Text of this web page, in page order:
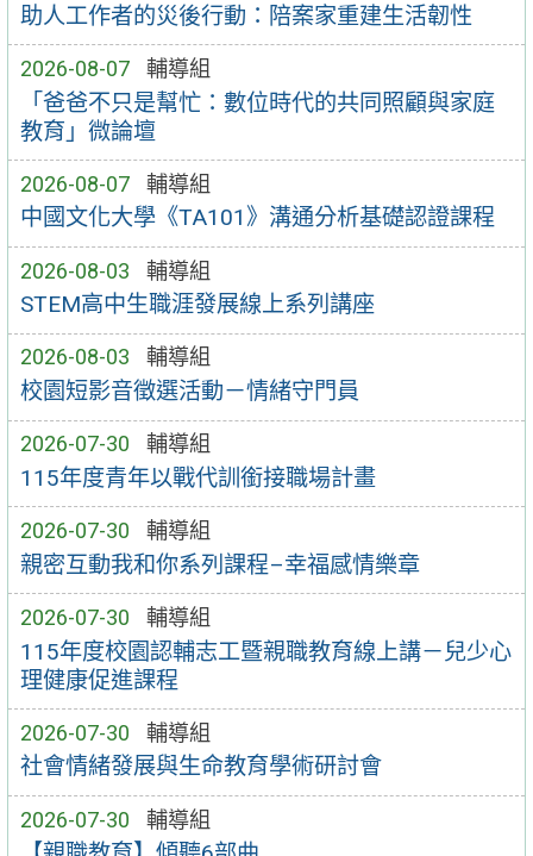
助人工作者的災後行動：陪案家重建生活韌性
2026-08-07 輔導組
「爸爸不只是幫忙：數位時代的共同照顧與家庭
教育」微論壇
2026-08-07 輔導組
中國文化大學《TA101》溝通分析基礎認證課程
2026-08-03 輔導組
STEM高中生職涯發展線上系列講座
2026-08-03 輔導組
校園短影音徵選活動－情緒守門員
2026-07-30 輔導組
115年度青年以戰代訓銜接職場計畫
2026-07-30 輔導組
親密互動我和你系列課程–幸福感情樂章
2026-07-30 輔導組
115年度校園認輔志工暨親職教育線上講－兒少心
理健康促進課程
2026-07-30 輔導組
社會情緒發展與生命教育學術研討會
2026-07-30 輔導組